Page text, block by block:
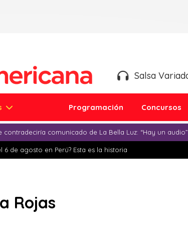
Salsa
Programación Concursos
comunicado de La Bella Luz: “Hay un audio”
6 de agosto en Perú? Esta es la historia
Rojas